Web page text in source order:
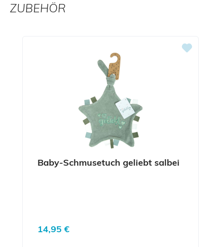
ZUBEHÖR
Baby-Schmusetuch geliebt salbei
Regulärer Preis:
14,95 €